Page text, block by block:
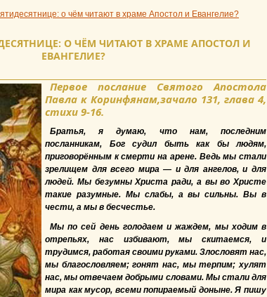
о чём читают в храме Апостол и Евангелие?
О ЧЁМ ЧИТАЮТ В ХРАМЕ АПОСТОЛ И
ЕВАНГЕЛИЕ?
Первое послание Святого Апостола
Павла к Коринфянам,зачало 131, глава 4,
стихи 9-16.
Братья, я думаю, что нам, последним
посланникам, Бог судил быть как бы людям,
приговорённым к смерти на арене. Ведь мы стали
зрелищем для всего мира — и для ангелов, и для
людей. Мы безумны Христа ради, а вы во Христе
такие разумные. Мы слабы, а вы сильны. Вы в
чести, а мы в бесчестье.
Мы по сей день голодаем и жаждем, мы ходим в
отрепьях, нас избивают, мы скитаемся, и
трудимся, работая своими руками. Злословят нас,
мы благословляем; гонят нас, мы терпим; хулят
нас, мы отвечаем добрыми словами. Мы стали для
мира как мусор, всеми попираемый доныне. Я пишу